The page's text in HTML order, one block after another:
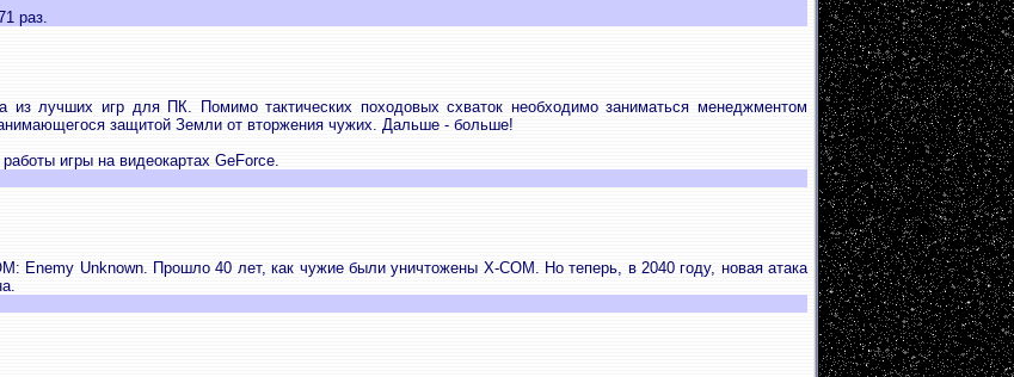
раз.
из лучших игр для ПК. Помимо тактических походовых схваток необходимо заниматься менеджментом
защитой Земли от вторжения чужих. Дальше - больше!
игры на видеокартах GeForce.
Enemy Unknown. Прошло 40 лет, как чужие были уничтожены X-COM. Но теперь, в 2040 году, новая атака